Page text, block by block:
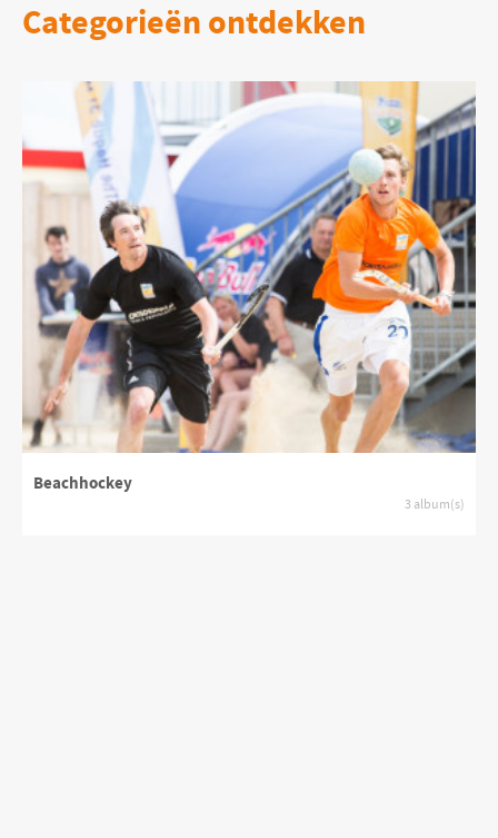
Categorieën ontdekken
Beachhockey
3 album(s)